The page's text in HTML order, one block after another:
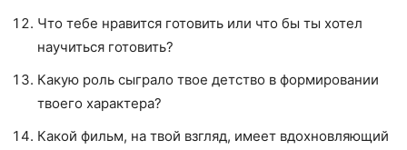
Что тебе нравится готовить или что бы ты хотел
научиться готовить?
Какую роль сыграло твое детство в формировании
твоего характера?
Какой фильм, на твой взгляд, имеет вдохновляющий